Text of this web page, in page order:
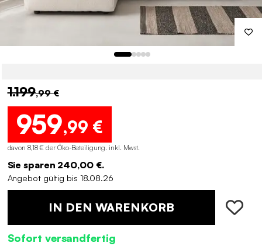
1.199,99 €
959,99 €
davon 8,18 € der Öko-Beteiligung. inkl. Mwst.
Sie sparen 240,00 €.
Angebot gültig bis 18.08.26
IN DEN WARENKORB
Sofort versandfertig